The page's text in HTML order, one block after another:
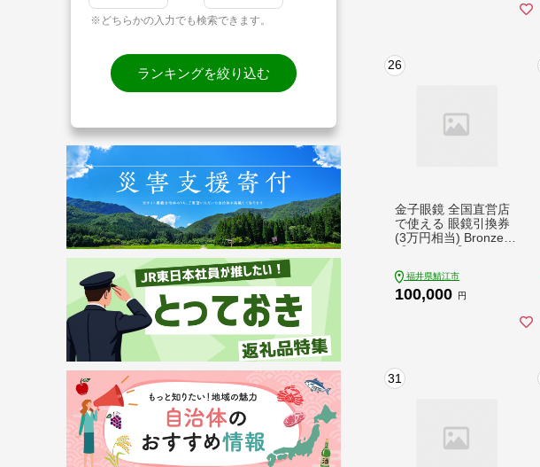
※どちらかの入力でも検索できます。
ランキングを絞り込む
26
金子眼鏡 全国直営店
で使える 眼鏡引換券
(3万円相当) Bronze
福井県鯖江市
100,000 円
31